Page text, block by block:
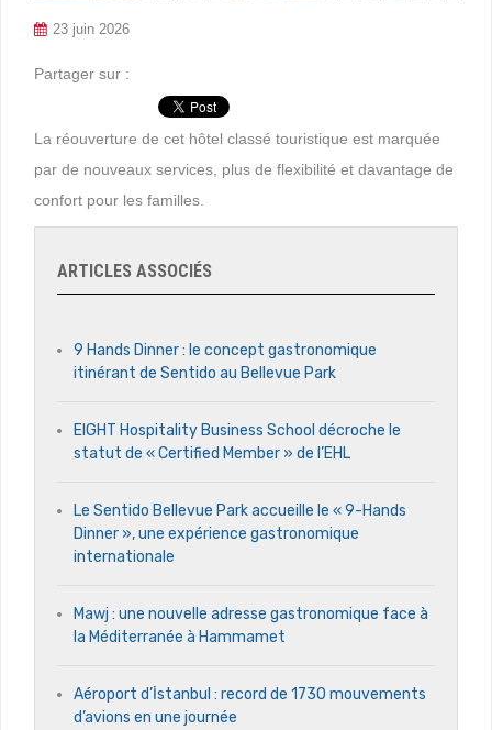
23 juin 2026
Partager sur :
La réouverture de cet hôtel classé touristique est marquée
par de nouveaux services, plus de flexibilité et davantage de
confort pour les familles.
ARTICLES ASSOCIÉS
9 Hands Dinner : le concept gastronomique
itinérant de Sentido au Bellevue Park
EIGHT Hospitality Business School décroche le
statut de « Certified Member » de l’EHL
Le Sentido Bellevue Park accueille le « 9-Hands
Dinner », une expérience gastronomique
internationale
Mawj : une nouvelle adresse gastronomique face à
la Méditerranée à Hammamet
Aéroport d’İstanbul : record de 1730 mouvements
d’avions en une journée